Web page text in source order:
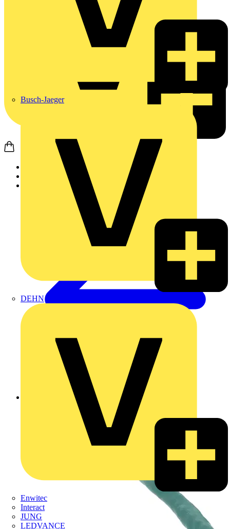
Busch-Jaeger
DEHN
Enwitec
Interact
JUNG
LEDVANCE
Schneider Electric
Zurück zu Produkte